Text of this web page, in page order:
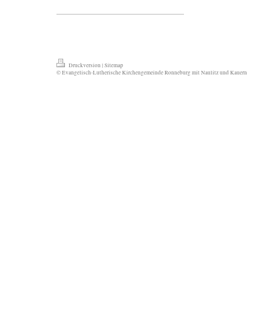
Druckversion |Sitemap
© Evangelisch-Lutherische Kirchengemeinde Ronneburg mit Naulitz und Kauern